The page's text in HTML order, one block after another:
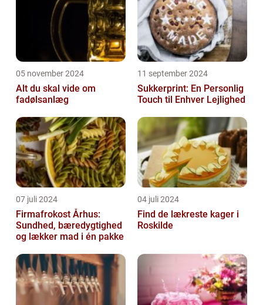
05 november 2024
Alt du skal vide om
fadølsanlæg
11 september 2024
Sukkerprint: En Personlig
Touch til Enhver Lejlighed
07 juli 2024
Firmafrokost Århus:
Sundhed, bæredygtighed
og lækker mad i én pakke
04 juli 2024
Find de lækreste kager i
Roskilde